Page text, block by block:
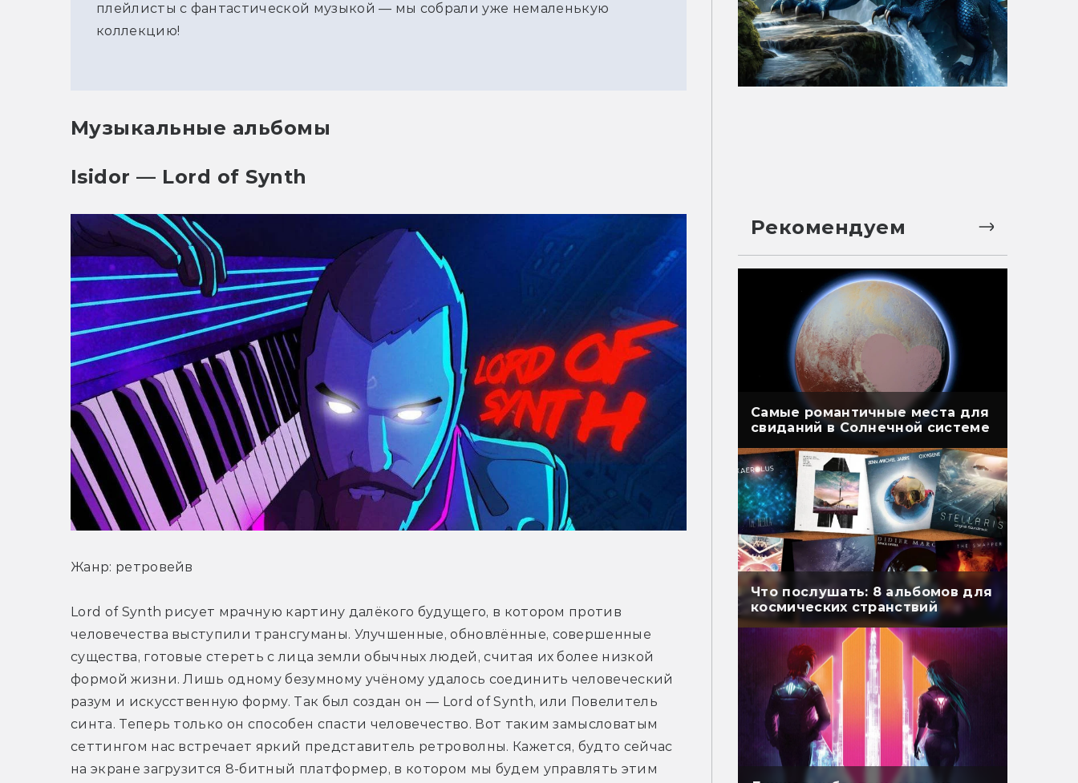
плейлисты с фантастической музыкой — мы собрали уже немаленькую
коллекцию!
Музыкальные альбомы
Isidor — Lord of Synth
Жанр: ретровейв
Lord of Synth рисует мрачную картину далёкого будущего, в котором против
человечества выступили трансгуманы. Улучшенные, обновлённые, совершенные
существа, готовые стереть с лица земли обычных людей, считая их более низкой
формой жизни. Лишь одному безумному учёному удалось соединить человеческий
разум и искусственную форму. Так был создан он — Lord of Synth, или Повелитель
синта. Теперь только он способен спасти человечество. Вот таким замысловатым
сеттингом нас встречает яркий представитель ретроволны. Кажется, будто сейчас
на экране загрузится 8-битный платформер, в котором мы будем управлять этим
Рекомендуем
Самые романтичные места для
свиданий в Солнечной системе
Что послушать: 8 альбомов для
космических странствий